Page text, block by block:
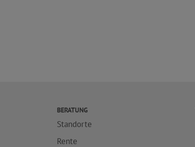
BERATUNG
Standorte
Rente